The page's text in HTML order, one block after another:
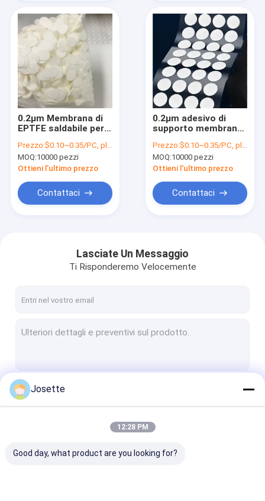
0.2μm Membrana di
EPTFE saldabile per
Sacchetti di spore di
funghi Prodotti da
giardino Sacchetti
funghi
Prezzo:$0.10~0.35/PC, please contact sales for price
MOQ:10000 pezzi
Ottieni l'ultimo prezzo
Contattaci
0.2μm adesivo di
supporto membrana
media cappa
impermeabile /
respirabile / alta
resistenza alla
pressione
Prezzo:$0.10~0.35/PC, please contact sales for price
MOQ:10000 pezzi
Ottieni l'ultimo prezzo
Contattaci
Lasciate Un Messaggio
Ti Risponderemo Velocemente
Josette
12:28 PM
Good day, what product are you looking for?